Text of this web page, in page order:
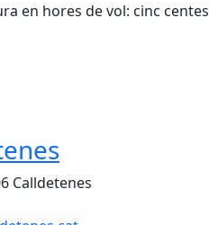
en hores de vol: cinc centes
Calldetenes